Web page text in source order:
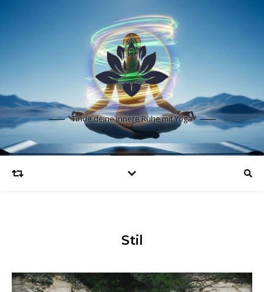
Finde deine innere Ruhe mit Yoga
Stil